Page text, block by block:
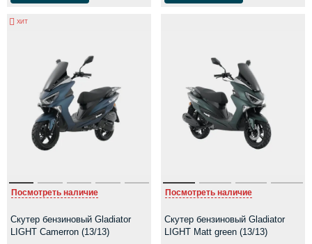
ХИТ
Посмотреть наличие
Скутер бензиновый Gladiator
LIGHT Camerron (13/13)
Посмотреть наличие
Скутер бензиновый Gladiator
LIGHT Matt green (13/13)